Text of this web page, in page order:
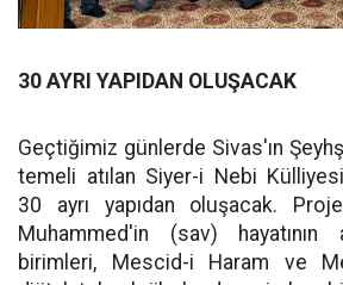
30 AYRI YAPIDAN OLUŞACAK
Geçtiğimiz günlerde Sivas'ın
temeli atılan Siyer-i Nebi
30 ayrı yapıdan oluşacak.
Muhammed'in (sav) hayatının
birimleri, Mescid-i Haram ve